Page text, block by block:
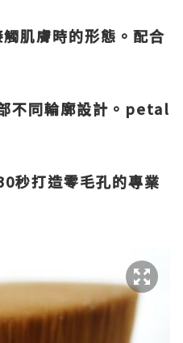
肌膚時的形態。配合
不同輪廓設計。 petal
秒打造零毛孔的專業